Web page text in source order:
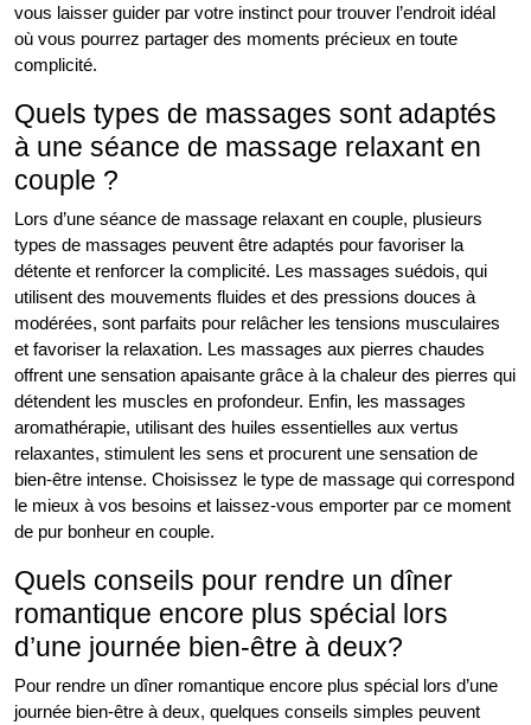
vous laisser guider par votre instinct pour trouver l’endroit idéal
où vous pourrez partager des moments précieux en toute
complicité.
Quels types de massages sont adaptés
à une séance de massage relaxant en
couple ?
Lors d’une séance de massage relaxant en couple, plusieurs
types de massages peuvent être adaptés pour favoriser la
détente et renforcer la complicité. Les massages suédois, qui
utilisent des mouvements fluides et des pressions douces à
modérées, sont parfaits pour relâcher les tensions musculaires
et favoriser la relaxation. Les massages aux pierres chaudes
offrent une sensation apaisante grâce à la chaleur des pierres qui
détendent les muscles en profondeur. Enfin, les massages
aromathérapie, utilisant des huiles essentielles aux vertus
relaxantes, stimulent les sens et procurent une sensation de
bien-être intense. Choisissez le type de massage qui correspond
le mieux à vos besoins et laissez-vous emporter par ce moment
de pur bonheur en couple.
Quels conseils pour rendre un dîner
romantique encore plus spécial lors
d’une journée bien-être à deux?
Pour rendre un dîner romantique encore plus spécial lors d’une
journée bien-être à deux, quelques conseils simples peuvent